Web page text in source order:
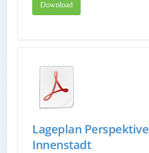
Download
Lageplan Perspektive
Innenstadt